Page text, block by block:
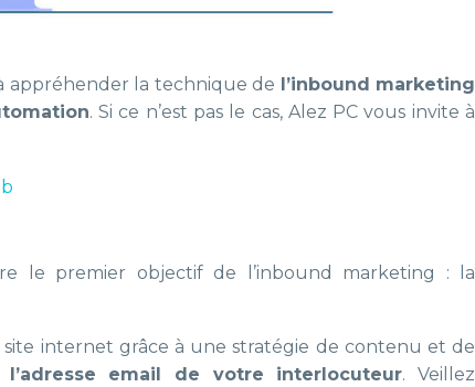
appréhender la technique de
l’inbound marketing
. Si ce n’est pas le cas, Alez PC vous invite à
le premier objectif de l’inbound marketing : la
internet grâce à une stratégie de contenu et de
email de votre interlocuteur. Veillez